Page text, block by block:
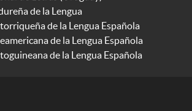
de la Lengua
de la Lengua Española
de la Lengua Española
de la Lengua Española